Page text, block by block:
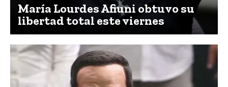
María Lourdes Afiuni obtuvo su
libertad total este viernes